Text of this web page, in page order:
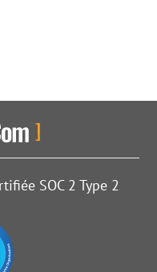
SOC 2 Type 2